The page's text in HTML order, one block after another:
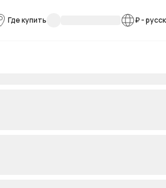
Где купить ₽-